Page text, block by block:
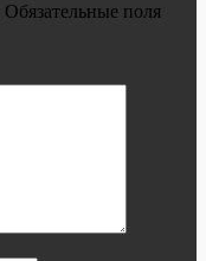
Обязательные поля